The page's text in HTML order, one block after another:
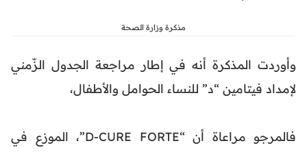
مذكرة وزارة الصحة
وأوردت المذكرة أنه في إطار مراجعة الجدول الزّمني
لإمداد فيتامين “د” للنساء الحوامل والأطفال،
فالمرجو مراعاة أن “D-CURE FORTE”، الموزع في